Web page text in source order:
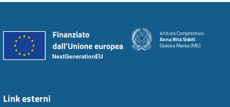
Istituto Comprensivo
Anna Rita Sidoti
Gioiosa Marea (ME)
Link esterni